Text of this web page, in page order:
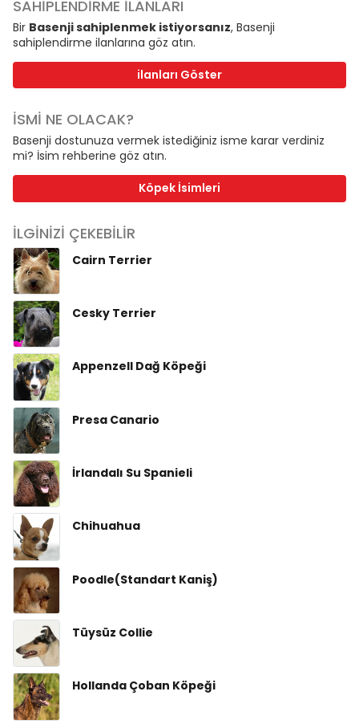
SAHİPLENDİRME İLANLARI
Bir Basenji sahiplenmek istiyorsanız, Basenji
sahiplendirme ilanlarına göz atın.
ilanları Göster
İSMİ NE OLACAK?
Basenji dostunuza vermek istediğiniz isme karar verdiniz
mi? İsim rehberine göz atın.
Köpek İsimleri
İLGİNİZİ ÇEKEBİLİR
Cairn Terrier
Cesky Terrier
Appenzell Dağ Köpeği
Presa Canario
İrlandalı Su Spanieli
Chihuahua
Poodle(Standart Kaniş)
Tüysüz Collie
Hollanda Çoban Köpeği